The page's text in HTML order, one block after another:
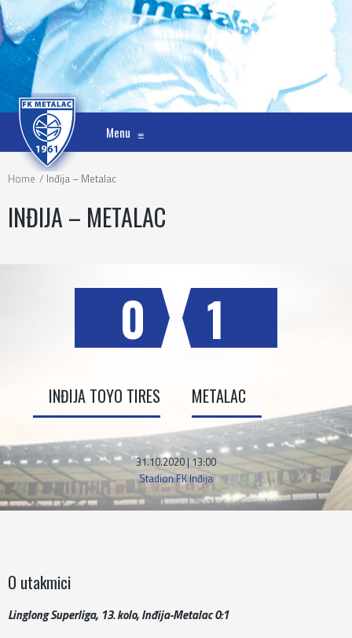
Menu ≡
Home Inđija – Metalac
INĐIJA – METALAC
0
INĐIJA TOYO TIRES
1
METALAC
31.10.2020 | 13:00
Stadion FK Inđija
O utakmici
Linglong Superliga, 13. kolo, Inđija-Metalac 0:1